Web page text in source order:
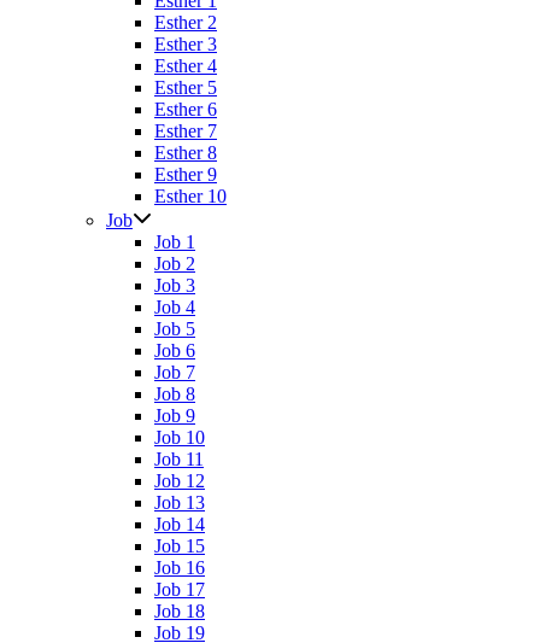
Esther 2
Esther 3
Esther 4
Esther 5
Esther 6
Esther 7
Esther 8
Esther 9
Esther 10
Job
Job 1
Job 2
Job 3
Job 4
Job 5
Job 6
Job 7
Job 8
Job 9
Job 10
Job 11
Job 12
Job 13
Job 14
Job 15
Job 16
Job 17
Job 18
Job 19